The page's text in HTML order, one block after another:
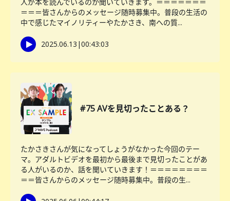
＝＝＝皆さんからのメッセージ随時募集中。普段の生活の
中で感じたマイノリティーやたかさき、南への質...
2025.06.13 |00:43:03
#75 AVを見切ったことある？
たかさきさんが気になってしょうがなかった今回のテー
マ。アダルトビデオを最初から最後まで見切ったことがあ
る人がいるのか、話を聞いていきます！＝＝＝＝＝＝＝＝
＝＝皆さんからのメッセージ随時募集中。普段の生...